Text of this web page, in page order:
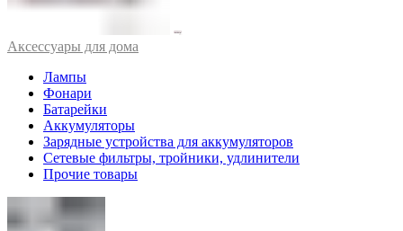
Аксессуары для дома
Лампы
Фонари
Батарейки
Аккумуляторы
Зарядные устройства для аккумуляторов
Сетевые фильтры, тройники, удлинители
Прочие товары